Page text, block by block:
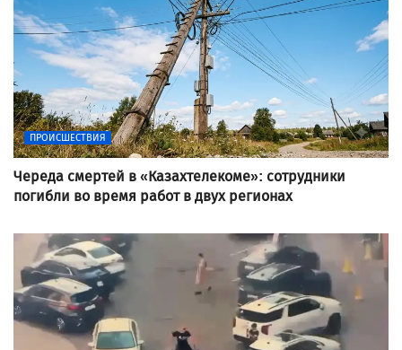
ПРОИСШЕСТВИЯ
Череда смертей в «Казахтелекоме»: сотрудники
погибли во время работ в двух регионах